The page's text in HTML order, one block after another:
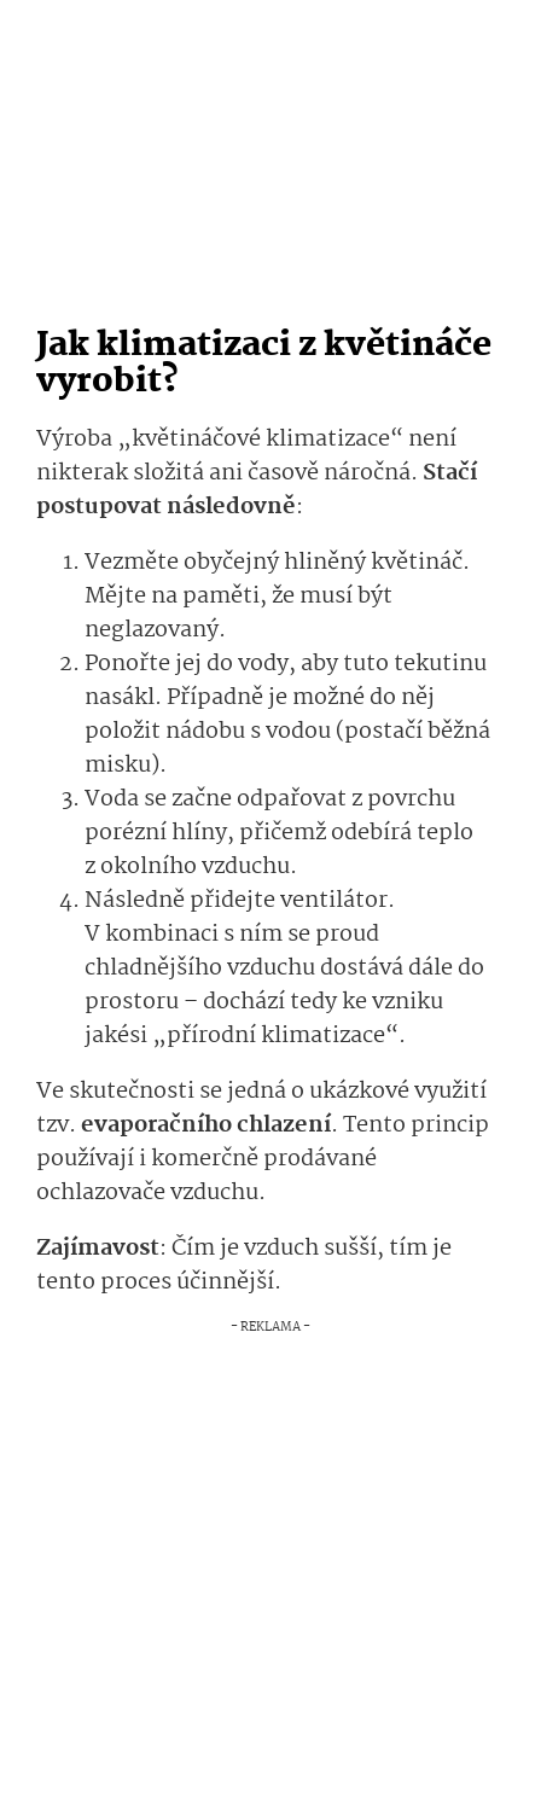
Jak klimatizaci z květináče
vyrobit?
Výroba „květináčové klimatizace“ není
nikterak složitá ani časově náročná. Stačí
postupovat následovně:
Vezměte obyčejný hliněný květináč.
Mějte na paměti, že musí být
neglazovaný.
Ponořte jej do vody, aby tuto tekutinu
nasákl. Případně je možné do něj
položit nádobu s vodou (postačí běžná
misku).
Voda se začne odpařovat z povrchu
porézní hlíny, přičemž odebírá teplo
z okolního vzduchu.
Následně přidejte ventilátor.
V kombinaci s ním se proud
chladnějšího vzduchu dostává dále do
prostoru – dochází tedy ke vzniku
jakési „přírodní klimatizace“.
Ve skutečnosti se jedná o ukázkové využití
tzv. evaporačního chlazení. Tento princip
používají i komerčně prodávané
ochlazovače vzduchu.
Zajímavost: Čím je vzduch sušší, tím je
tento proces účinnější.